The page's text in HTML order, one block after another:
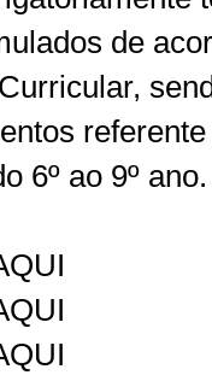
de
6º ao 9º